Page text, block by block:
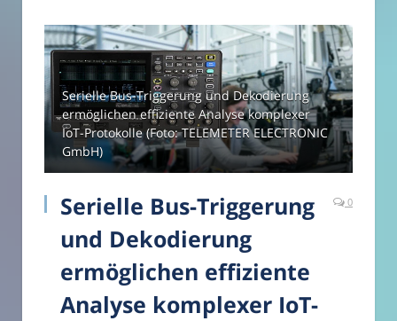
Serielle Bus-Triggerung und Dekodierung
ermöglichen effiziente Analyse komplexer
IoT-Protokolle (Foto: TELEMETER ELECTRONIC
GmbH)
Serielle Bus-Triggerung
und Dekodierung
ermöglichen effiziente
Analyse komplexer IoT-
0